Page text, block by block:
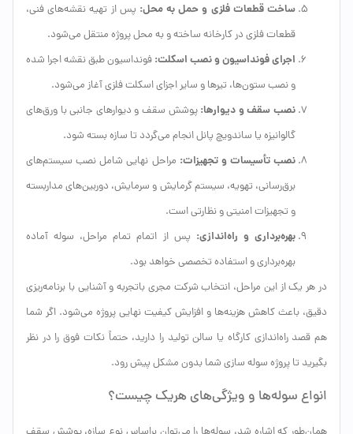
ساخت قطعات فلزی و حمل به محل: پس از تهیه نقشه‌های فنی،
قطعات فلزی در کارخانه ساخته و به محل پروژه منتقل می‌شود.
اجرای فونداسیون و نصب اسکلت: فونداسیون طبق نقشه اجرا شده
و نصب ستون‌ها، تیرها و سایر اجزای اسکلت فلزی آغاز می‌شود.
نصب سقف و دیوارها: پوشش سقف و دیوارهای جانبی با ورق‌های
گالوانیزه یا ساندویچ پانل انجام می‌گردد تا سازه بسته شود.
نصب تأسیسات و تجهیزات: مراحل نهایی شامل نصب سیستم‌های
برق‌رسانی، تهویه، سیستم گرمایش و سرمایش، دوربین‌های مداربسته
و تجهیزات امنیتی و نظارتی است.
بهره‌برداری و راه‌اندازی: پس از اتمام تمام مراحل، سوله آماده
بهره‌برداری و استفاده تخصصی خواهد بود.
در هر یک از این مراحل، انتخاب شرکت مجری باتجربه و آشنایی با برنامه‌ریزی
دقیق، باعث کاهش هزینه‌ها و افزایش کیفیت نهایی پروژه می‌شود. اگر شما
هم قصد راه‌اندازی کارگاه یا سالن تولید را دارید، حتماً نکات فوق را در نظر
بگیرید تا پروژه سوله سازی شما بدون مشکل پیش رود.
انواع سوله‌ها و ویژگی‌های هریک چیست؟